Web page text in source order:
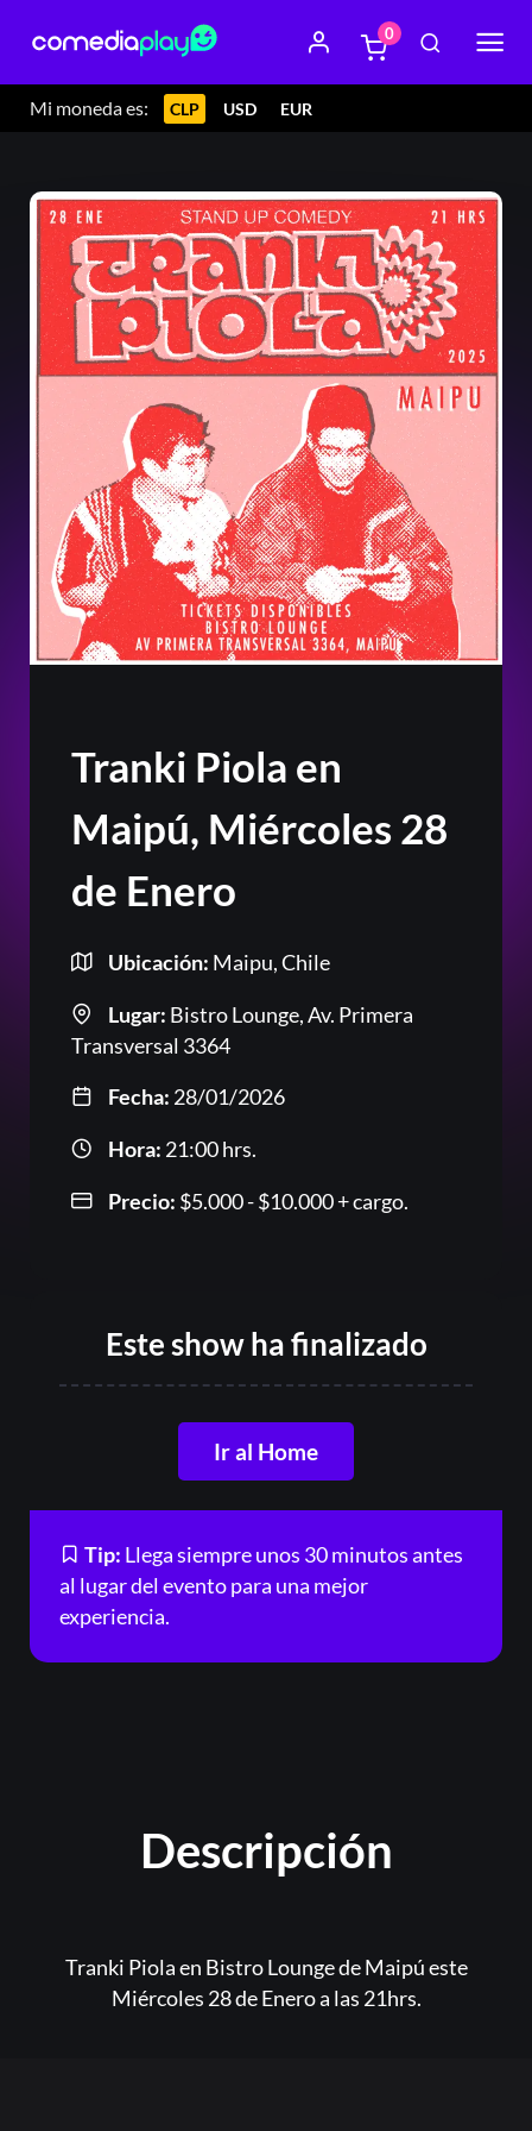
Mi moneda es: CLP USD EUR
0
Tranki Piola en
Maipú, Miércoles 28
de Enero
Ubicación: Maipu, Chile
Lugar: Bistro Lounge, Av. Primera
Transversal 3364
Fecha: 28/01/2026
Hora: 21:00 hrs.
Precio: $5.000-$10.000Rango
hasta
$10.000
+ cargo.
Este show ha finalizado
Ir al Home
Tip: Llega siempre unos 30 minutos antes
al lugar del evento para una mejor
experiencia.
Descripción
Tranki Piola en Bistro Lounge de Maipú este
Miércoles 28 de Enero a las 21hrs.
Registrarse